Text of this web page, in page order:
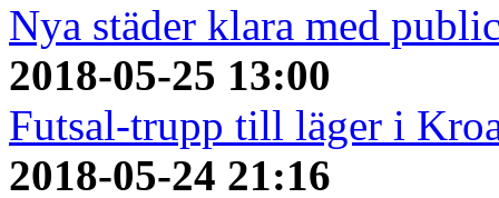
Nya städer klara med
2018-05-25 13:00
Futsal-trupp till läger i
2018-05-24 21:16